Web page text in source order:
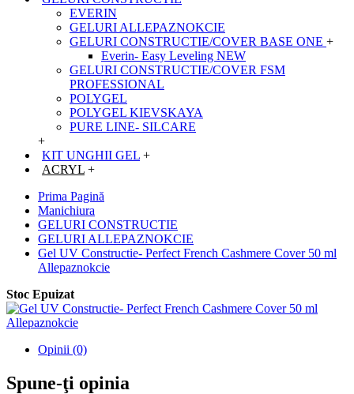
EVERIN
GELURI ALLEPAZNOKCIE
GELURI CONSTRUCTIE/COVER BASE ONE +
Everin- Easy Leveling NEW
GELURI CONSTRUCTIE/COVER FSM
PROFESSIONAL
POLYGEL
POLYGEL KIEVSKAYA
PURE LINE- SILCARE
+
KIT UNGHII GEL +
ACRYL +
Prima Pagină
Manichiura
GELURI CONSTRUCTIE
GELURI ALLEPAZNOKCIE
Gel UV Constructie- Perfect French Cashmere Cover 50 ml
Allepaznokcie
Stoc Epuizat
Opinii (0)
Spune-ţi opinia